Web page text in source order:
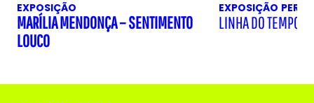
EXPOSIÇÃO
MARÍLIA MENDONÇA – SENTIMENTO
LOUCO
EXPOSIÇÃO
LINHA DO TEMPO